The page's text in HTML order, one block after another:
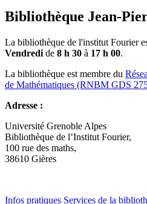
Bibliothèque Jean-
La bibliothèque de l'institut Fourier
Vendredi de 8 h 30 à 17 h 00.
La bibliothèque est membre du
de Mathématiques (RNBM GDS
Adresse :
Université Grenoble Alpes
Bibliothèque de l’Institut Fourier,
100 rue des maths,
38610 Gières
Infos pratiques Services de la